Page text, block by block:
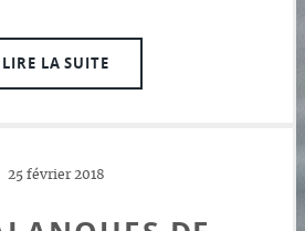
LIRE LA SUITE
25 février 2018